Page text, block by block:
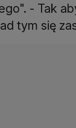
- Tak
tym się